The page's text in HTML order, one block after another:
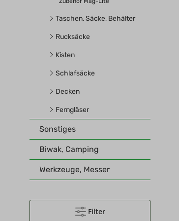
Taschen, Säcke, Behälter
Rucksäcke
Kisten
Schlafsäcke
Decken
Ferngläser
Sonstiges
Biwak, Camping
Werkzeuge, Messer
Filter